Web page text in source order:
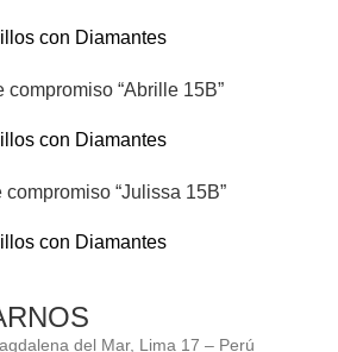
con Diamantes
compromiso “Abrille 15B”
con Diamantes
“Julissa 15B”
con Diamantes
del Mar, Lima 17 – Perú